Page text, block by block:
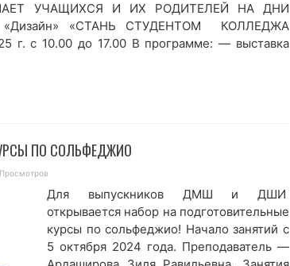
УЧАЩИХСЯ И ИХ РОДИТЕЛЕЙ НА ДНИ
«Дизайн» «СТАНЬ СТУДЕНТОМ КОЛЛЕДЖА
г. с 10.00 до 17.00 В программе: — выставка
ПО СОЛЬФЕДЖИО
Для выпускников ДМШ и ДШИ
открывается набор на подготовительные
курсы по сольфеджио! Начало занятий с
5 октября 2024 года. Преподаватель —